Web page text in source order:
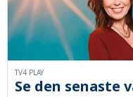
Se den senaste
TV4 PLAY